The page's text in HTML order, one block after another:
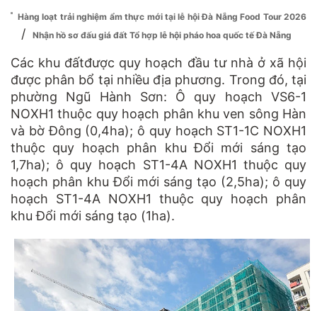
Hàng loạt trải nghiệm ẩm thực mới tại lễ hội Đà Nẵng Food Tour 2026
/ Nhận hồ sơ đấu giá đất Tổ hợp lễ hội pháo hoa quốc tế Đà Nẵng
Các khu đấtđược quy hoạch đầu tư nhà ở xã hội
được phân bổ tại nhiều địa phương. Trong đó, tại
phường Ngũ Hành Sơn: Ô quy hoạch VS6-1
NOXH1 thuộc quy hoạch phân khu ven sông Hàn
và bờ Đông (0,4ha); ô quy hoạch ST1-1C NOXH1
thuộc quy hoạch phân khu Đổi mới sáng tạo
1,7ha); ô quy hoạch ST1-4A NOXH1 thuộc quy
hoạch phân khu Đổi mới sáng tạo (2,5ha); ô quy
hoạch ST1-4A NOXH1 thuộc quy hoạch phân
khu Đổi mới sáng tạo (1ha).